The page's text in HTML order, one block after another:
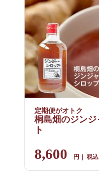
定期便がオトク
桐島畑のジン
ト
8,600 税込